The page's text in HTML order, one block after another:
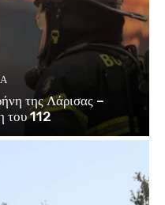
της Λάρισας –
του 112